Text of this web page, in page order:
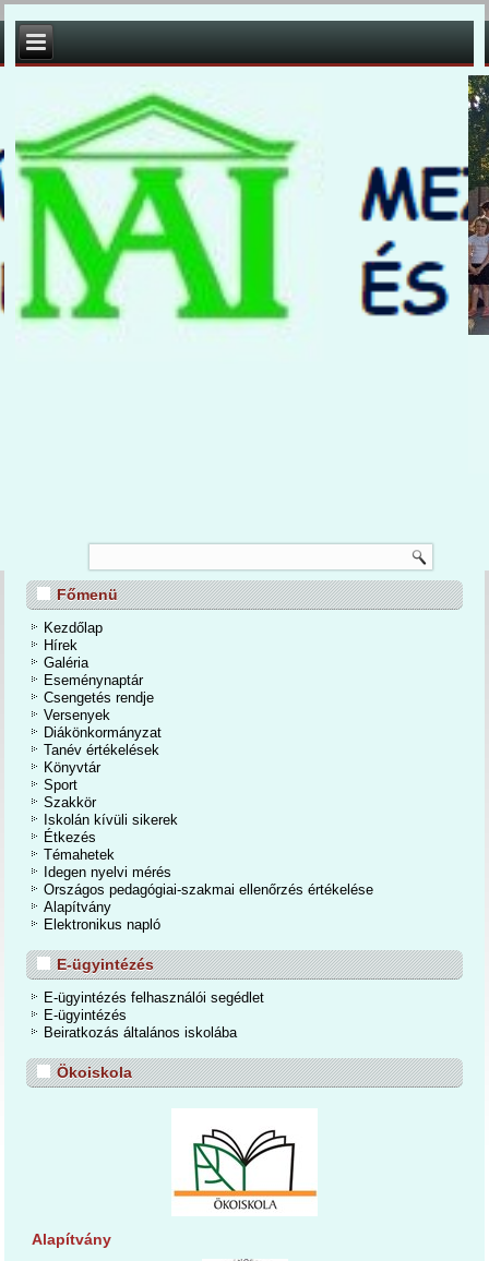
Általános Iskola és Alapfokú Művészeti Iskolában
június 24-én a tanévzáró ünnepséggel hivatalosan is
befejeződött a 2025/2026-os tanév. Egy mozgalmas,
bővelkedő, tartalmas időszakot zártunk. A
mellett számtalan élmények, közös programok, elért
és kiemelkedő tanulmányi eredmények tették igazán
emlékezetessé a tanévet.
Főmenü
Kezdőlap
Hírek
Galéria
Eseménynaptár
Csengetés rendje
Versenyek
Diákönkormányzat
Tanév értékelések
Könyvtár
Sport
Szakkör
Iskolán kívüli sikerek
Étkezés
Témahetek
Idegen nyelvi mérés
Országos pedagógiai-szakmai ellenőrzés értékelése
Alapítvány
Elektronikus napló
E-ügyintézés
E-ügyintézés felhasználói segédlet
E-ügyintézés
Beiratkozás általános iskolába
Ökoiskola
Alapítvány